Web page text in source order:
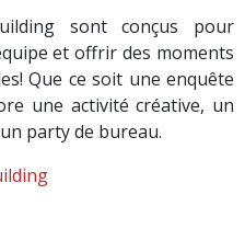
sont conçus pour
et offrir des moments
Que ce soit une enquête
une activité créative, un
party de bureau.